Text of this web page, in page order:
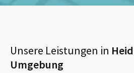
Unsere Leistungen in
Umgebung